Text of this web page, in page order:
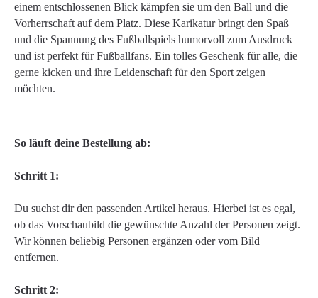
einem entschlossenen Blick kämpfen sie um den Ball und die
Vorherrschaft auf dem Platz. Diese Karikatur bringt den Spaß
und die Spannung des Fußballspiels humorvoll zum Ausdruck
und ist perfekt für Fußballfans. Ein tolles Geschenk für alle, die
gerne kicken und ihre Leidenschaft für den Sport zeigen
möchten.
So läuft deine Bestellung ab:
Schritt 1:
Du suchst dir den passenden Artikel heraus. Hierbei ist es egal,
ob das Vorschaubild die gewünschte Anzahl der Personen zeigt.
Wir können beliebig Personen ergänzen oder vom Bild
entfernen.
Schritt 2: